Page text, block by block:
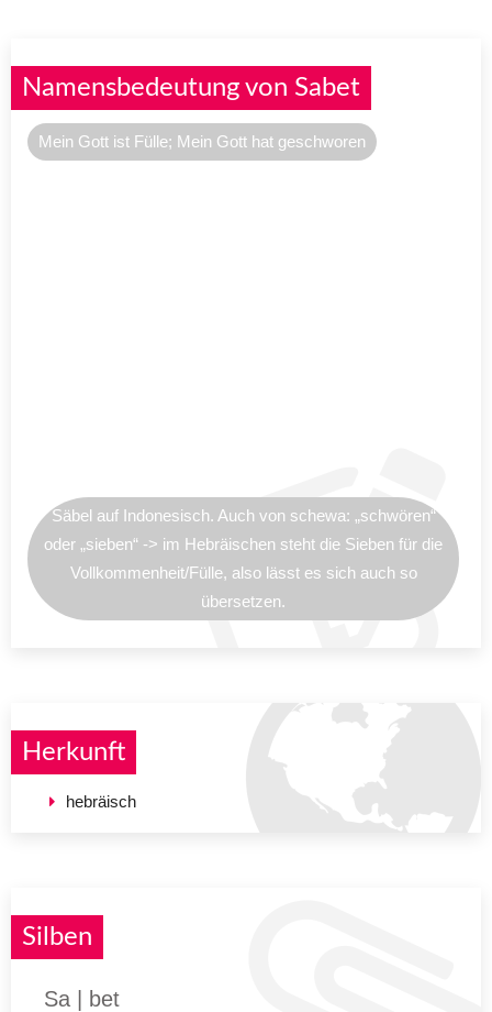
Namensbedeutung von Sabet
Mein Gott ist Fülle; Mein Gott hat geschworen
Säbel auf Indonesisch. Auch von schewa: „schwören“
oder „sieben“ -> im Hebräischen steht die Sieben für die
Vollkommenheit/Fülle, also lässt es sich auch so
übersetzen.
Herkunft
hebräisch
Silben
Sa | bet